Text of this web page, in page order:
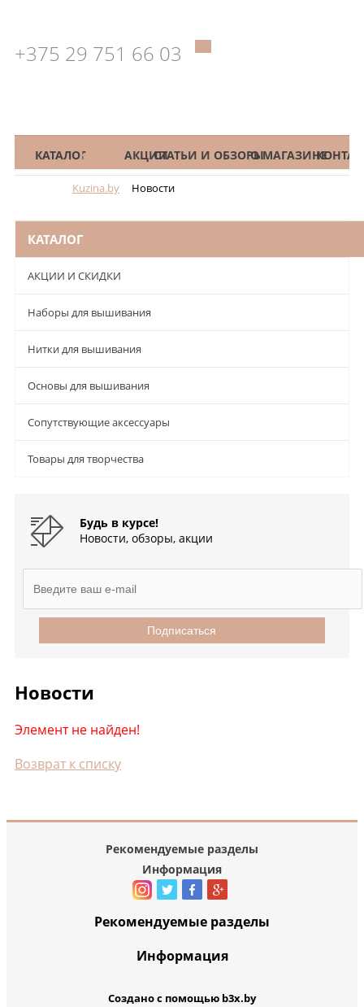
+375 29 751 66 03
КАТАЛОГНОВОСТИАКЦИИСТАТЬИ И ОБЗОРЫО МАГАЗИНЕ
Kuzina.by Новости
КАТАЛОГ
АКЦИИ И СКИДКИ
Наборы для вышивания
Нитки для вышивания
Основы для вышивания
Сопутствующие аксессуары
Товары для творчества
Будь в курсе!
Новости, обзоры, акции
Подписаться
Новости
Элемент не найден!
Возврат к списку
Рекомендуемые разделы
Информация
Рекомендуемые разделы
Информация
Создано с помощью b3x.by